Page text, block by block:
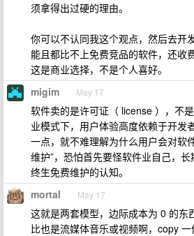
须拿得出过硬的理由。
你可以不认同我这个观点，然后去开
能且都比不上免费竞品的软件，还收
这是商业选择，不是个人喜好。
migim May 17
软件卖的是许可证（ license ），不
业模式下，用户体验高度依赖于开发
一点，就不难理解为什么用户会对软
维护”，恐怕首先要怪软件业自己，
终生免费维护的认知。
mortal May 17
这就是两套模型，边际成本为 0 的东
比也是流媒体音乐或视频啊，copy